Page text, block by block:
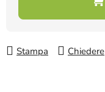
Stampa Chiedere